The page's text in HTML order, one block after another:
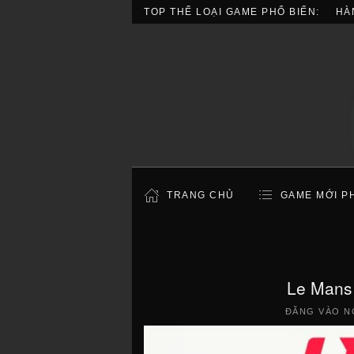
TOP THỂ LOẠI GAME PHỔ BIẾN:
TRANG CHỦ GAME MỚI
Le
ĐĂNG VÀO